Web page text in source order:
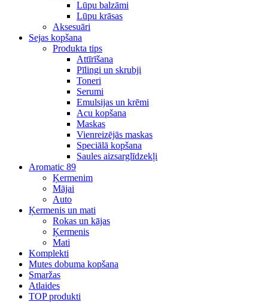
Lūpu balzāmi
Lūpu krāsas
Aksesuāri
Sejas kopšana
Produkta tips
Attīrīšana
Pīlingi un skrubji
Toneri
Serumi
Emulsijas un krēmi
Acu kopšana
Maskas
Vienreizējās maskas
Speciālā kopšana
Saules aizsarglīdzekļi
Aromatic 89
Ķermenim
Mājai
Auto
Ķermenis un mati
Rokas un kājas
Ķermenis
Mati
Komplekti
Mutes dobuma kopšana
Smaržas
Atlaides
TOP produkti